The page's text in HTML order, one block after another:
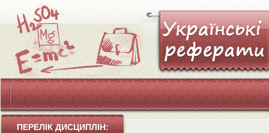
ПЕРЕЛІК ДИСЦИПЛІН: